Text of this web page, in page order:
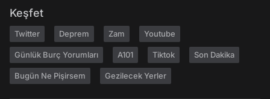
Keşfet
Twitter Deprem Zam Youtube
Günlük Burç Yorumları A101 Tiktok Son Dakika
Bugün Ne Pişirsem Gezilecek Yerler